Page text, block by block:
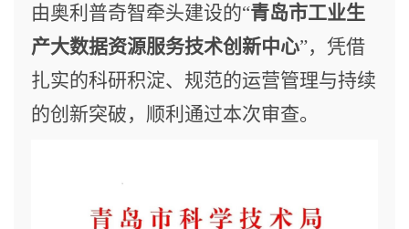
由奥利普奇智牵头建设的“青岛市工业生
产大数据资源服务技术创新中心”，凭借
扎实的科研积淀、 规范的运营管理与持续
的创新突破， 顺利通过本次审查。